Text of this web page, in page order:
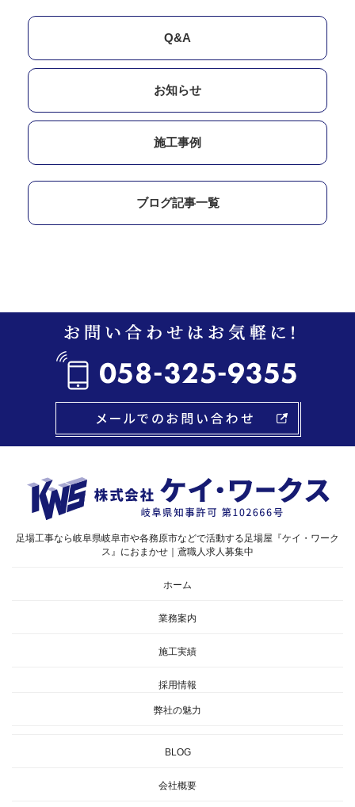
Q&A
お知らせ
施工事例
ブログ記事一覧
足場工事なら岐阜県岐阜市や各務原市などで活動する足場屋『ケイ・ワーク
ス』におまかせ｜鳶職人求人募集中
ホーム
業務案内
施工実績
採用情報
弊社の魅力
BLOG
会社概要